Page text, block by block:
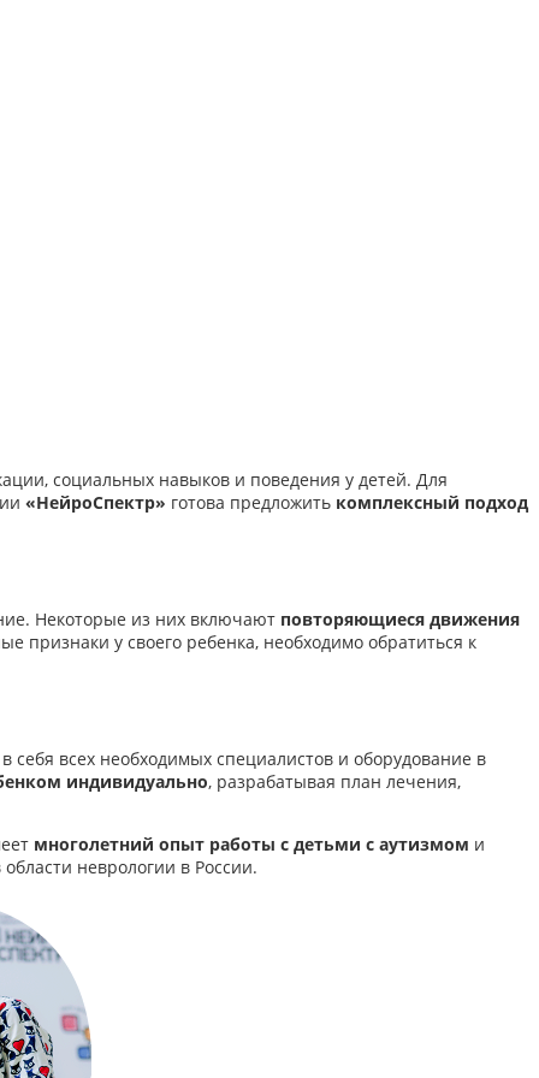
социальных навыков и поведения у детей. Для
«НейроСпектр» готова предложить комплексный подход
Некоторые из них включают повторяющиеся движения
признаки у своего ребенка, необходимо обратиться к
себя всех необходимых специалистов и оборудование в
индивидуально, разрабатывая план лечения,
многолетний опыт работы с детьми с аутизмом и
неврологии в России.